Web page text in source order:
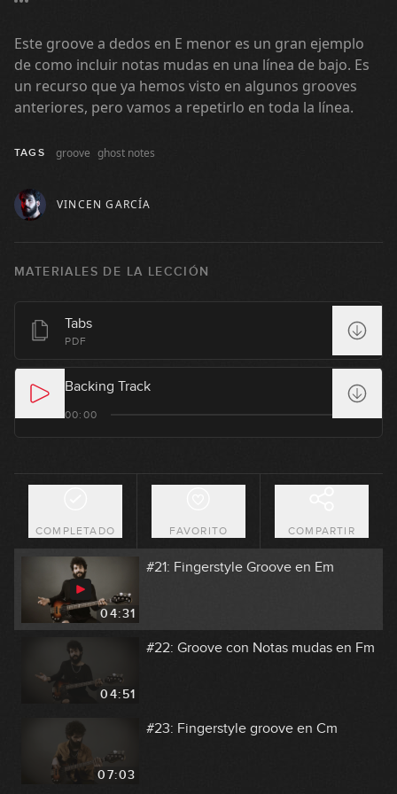
Este groove a dedos en E menor es un gran ejemplo
de como incluir notas mudas en una línea de bajo. Es
un recurso que ya hemos visto en algunos grooves
anteriores, pero vamos a repetirlo en toda la línea.
TAGS groove ghost notes
VINCEN GARCÍA
MATERIALES DE LA LECCIÓN
Tabs
PDF
Backing Track
00:00
COMPLETADO FAVORITO COMPARTIR
06:11
#15: Fingerstyle Groove en Em
04:17
#17: Slap Groove en C#m
04:45
05:38
#20: Slap Groove con doble pulgar
04:31
#21: Fingerstyle Groove en Em
04:51
#22: Groove con Notas mudas en Fm
07:03
#23: Fingerstyle groove en Cm